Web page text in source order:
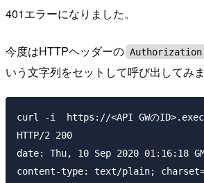
401エラーになりました。
今度はHTTPヘッダーの Authorization
いう文字列をセットして呼び出してみま
curl -i  https://<API GWの
HTTP/2 200
date: Thu, 10 Sep 2020 01:16:18
content-type: text/plain;